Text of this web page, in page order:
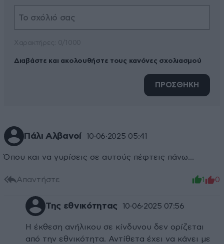
Διαβάστε και ακολουθήστε τους κανόνες σχολιασμού
ΠΡΟΣΘΗΚΗ
Πάλι Αλβανοί 10·06·2025 05:41
Όπου και να γυρίσεις σε αυτούς πέφτεις πάνω…
Απαντήστε 1 0
Της εθνικότητας 10·06·2025 07:56
Η έκθεση ανήλικου σε κίνδυνου δεν ορίζεται
από την εθνικότητα. Αντίθετα έχει να κάνει με